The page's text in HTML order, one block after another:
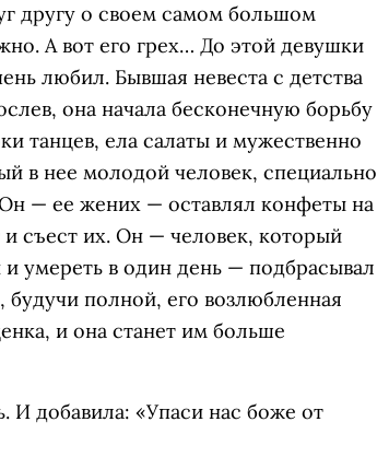
другу о своем самом большом
А вот его грех… До этой девушки
любил. Бывшая невеста с детства
она начала бесконечную борьбу
танцев, ела салаты и мужественно
в нее молодой человек, специально
— ее жених — оставлял конфеты на
съест их. Он — человек, который
умереть в один день — подбрасывал
полной, его возлюбленная
и она станет им больше
И добавила: «Упаси нас боже от